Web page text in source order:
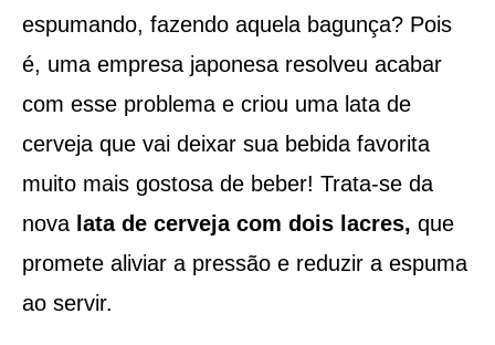
espumando, fazendo aquela bagunça? Pois
é, uma empresa japonesa resolveu acabar
com esse problema e criou uma lata de
cerveja que vai deixar sua bebida favorita
muito mais gostosa de beber! Trata-se da
nova lata de cerveja com dois lacres, que
promete aliviar a pressão e reduzir a espuma
ao servir.